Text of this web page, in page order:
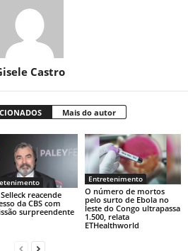
Castro
Mais do autor
reacende
da CBS com
surpreendente
Entretenimento
O número de mortos
pelo surto de Ebola no
leste do Congo ultrapassa
1.500, relata
ETHealthworld